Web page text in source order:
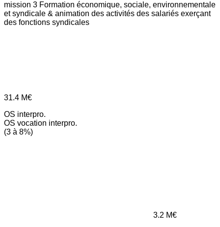
mission 3 Formation économique, sociale, environnementale
et syndicale & animation des activités des salariés exerçant
des fonctions syndicales
31.4 M€
OS interpro.
OS vocation interpro.
(3 à 8%)
3.2 M€